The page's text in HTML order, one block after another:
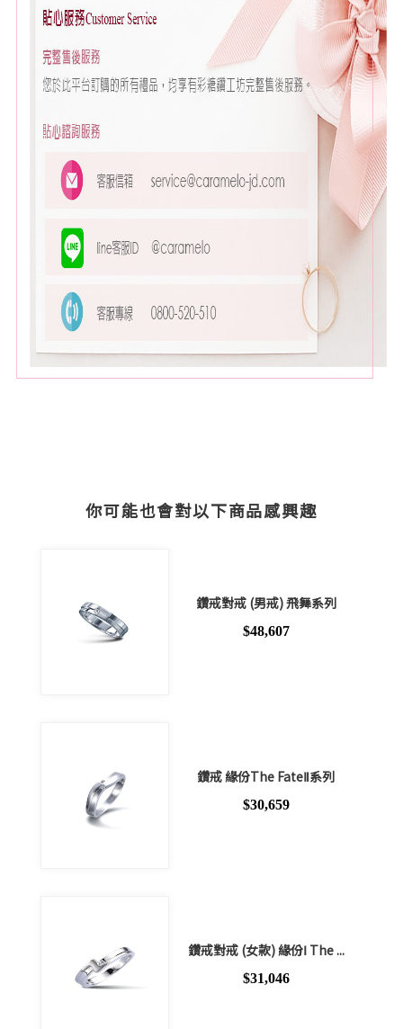
你可能也會對以下商品感興趣
鑽戒對戒 (男戒) 飛舞系列
$48,607
鑽戒 緣份The FateⅡ系列
$30,659
鑽戒對戒 (女款) 緣份Ⅰ The ...
$31,046